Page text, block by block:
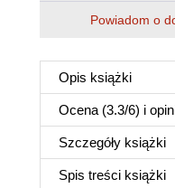
Powiadom o
Opis książki
Ocena (3.3/6) i
Szczegóły książki
Spis treści książki